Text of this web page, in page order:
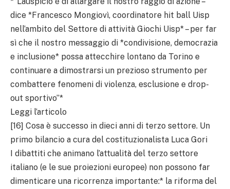
dice *Francesco Mongiovì, coordinatore hit ball Uisp
nell’ambito del Settore di attività Giochi Uisp* – per far
sì che il nostro messaggio di *condivisione, democrazia
e inclusione* possa attecchire lontano da Torino e
continuare a dimostrarsi un prezioso strumento per
combattere fenomeni di violenza, esclusione e drop-
out sportivo”*
Leggi l’articolo
[16] Cosa è successo in dieci anni di terzo settore. Un
primo bilancio a cura del costituzionalista Luca Gori
I dibattiti che animano l’attualità del terzo settore
italiano (e le sue proiezioni europee) non possono far
dimenticare una ricorrenza importante:* la riforma del